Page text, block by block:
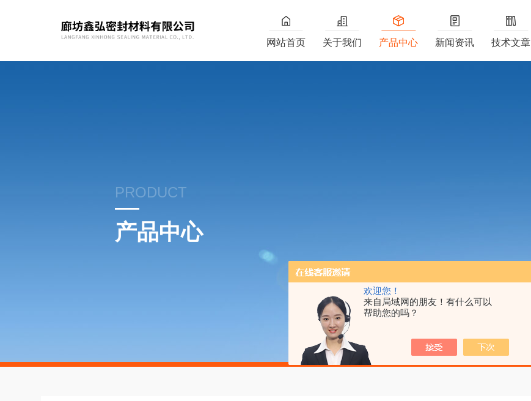
欢迎您！
来自局域网的朋友！有什么可以
帮助您的吗？
网站首页 关于我们 产品中心 新闻资讯 技术文章
PRODUCT
产品中心
首页 产品中心